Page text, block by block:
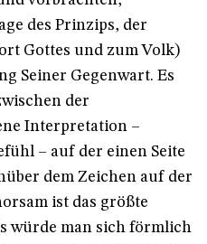
des Prinzips, der
Gottes und zum Volk)
Seiner Gegenwart. Es
der
Interpretation –
– auf der einen Seite
dem Zeichen auf der
ist das größte
würde man sich förmlich